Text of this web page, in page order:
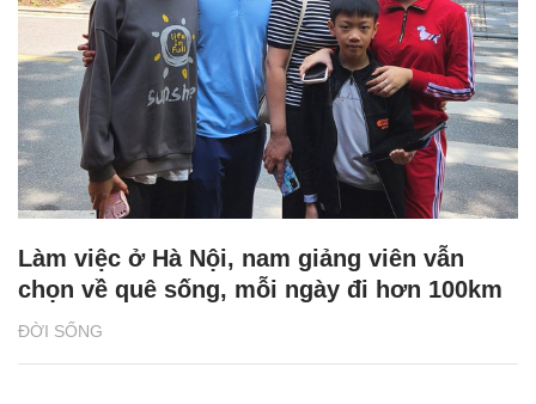
ĐỜI SỐNG
Làm việc ở Hà Nội, nam giảng viên vẫn
chọn về quê sống, mỗi ngày đi hơn 100km